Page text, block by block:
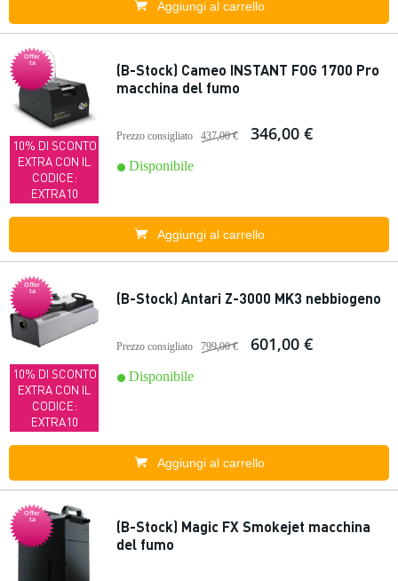
Aggiungi al carrello
Offer
ta
10% DI SCONTO
EXTRA CON IL
CODICE:
EXTRA10
(B-Stock) Cameo INSTANT FOG 1700 Pro
macchina del fumo
Prezzo consigliato 437,00 € 346,00 €
Disponibile
Aggiungi al carrello
Offer
ta
10% DI SCONTO
EXTRA CON IL
CODICE:
EXTRA10
(B-Stock) Antari Z-3000 MK3 nebbiogeno
Prezzo consigliato 799,00 € 601,00 €
Disponibile
Aggiungi al carrello
Offer
ta
(B-Stock) Magic FX Smokejet macchina
del fumo